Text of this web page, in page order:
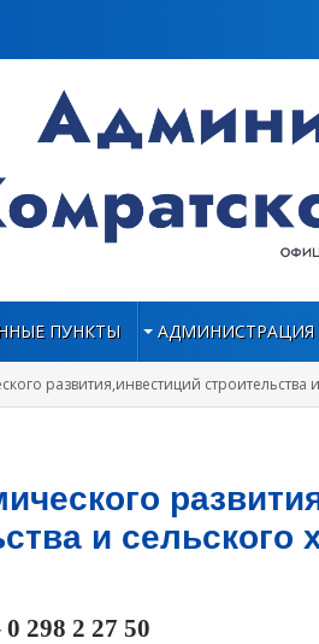
ПУНКТЫ АДМИНИСТРАЦИЯ
развития,инвестиций строительства
и сельского
298 2 27 50